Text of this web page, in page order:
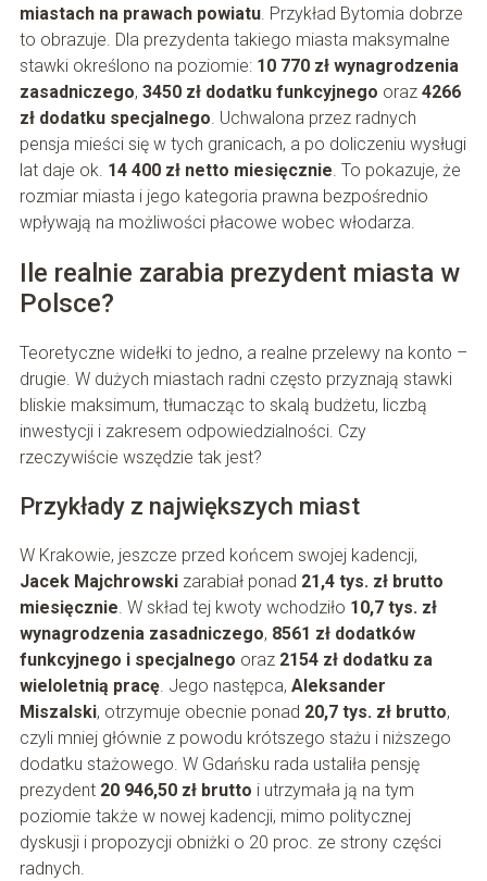
miastach na prawach powiatu. Przykład Bytomia dobrze
to obrazuje. Dla prezydenta takiego miasta maksymalne
stawki określono na poziomie: 10 770 zł wynagrodzenia
zasadniczego, 3450 zł dodatku funkcyjnego oraz 4266
zł dodatku specjalnego. Uchwalona przez radnych
pensja mieści się w tych granicach, a po doliczeniu wysługi
lat daje ok. 14 400 zł netto miesięcznie. To pokazuje, że
rozmiar miasta i jego kategoria prawna bezpośrednio
wpływają na możliwości płacowe wobec włodarza.
Ile realnie zarabia prezydent miasta w
Polsce?
Teoretyczne widełki to jedno, a realne przelewy na konto –
drugie. W dużych miastach radni często przyznają stawki
bliskie maksimum, tłumacząc to skalą budżetu, liczbą
inwestycji i zakresem odpowiedzialności. Czy
rzeczywiście wszędzie tak jest?
Przykłady z największych miast
W Krakowie, jeszcze przed końcem swojej kadencji,
Jacek Majchrowskizarabiał ponad 21,4 tys. zł brutto
miesięcznie. W skład tej kwoty wchodziło 10,7 tys. zł
wynagrodzenia zasadniczego, 8561 zł dodatków
funkcyjnego i specjalnego oraz 2154 zł dodatku za
wieloletnią pracę. Jego następca, Aleksander
Miszalski, otrzymuje obecnie ponad 20,7 tys. zł brutto,
czyli mniej głównie z powodu krótszego stażu i niższego
dodatku stażowego. W Gdańsku rada ustaliła pensję
prezydent 20 946,50 zł brutto i utrzymała ją na tym
poziomie także w nowej kadencji, mimo politycznej
dyskusji i propozycji obniżki o 20 proc. ze strony części
radnych.